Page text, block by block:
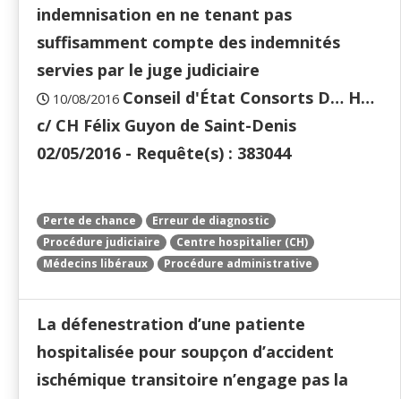
indemnisation en ne tenant pas
suffisamment compte des indemnités
servies par le juge judiciaire
10/08/2016 Conseil d'État Consorts D… H…
c/ CH Félix Guyon de Saint-Denis
02/05/2016 - Requête(s) : 383044
Perte de chance
Erreur de diagnostic
Procédure judiciaire
Centre hospitalier (CH)
Médecins libéraux
Procédure administrative
La défenestration d’une patiente
hospitalisée pour soupçon d’accident
ischémique transitoire n’engage pas la